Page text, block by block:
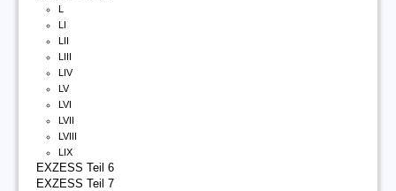
L
LI
LII
LIII
LIV
LV
LVI
LVII
LVIII
LIX
EXZESS Teil 6
EXZESS Teil 7